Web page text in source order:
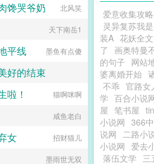
爱意收集攻
灵异复苏我
装A 花妖全文
了
画奥特曼
的句子 网站
婆离婚开始
不乖 官路女
学 百合小说
屋 笔书屋
小说网 366
说网 二路小
小说网 爱去
落伍文学 三
馋哭爷奶
北风笑
天下南岳1
平线 墨鱼有点傻
好的结束
夏限白桃苏打
啦！ 猫啊咪啊
咸鱼老白
女 招财猫儿
墨雨世无双